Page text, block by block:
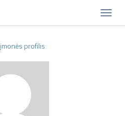
įmonės profilis